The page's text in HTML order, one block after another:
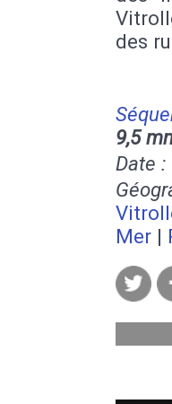
des
9,5
Date :
Mer |